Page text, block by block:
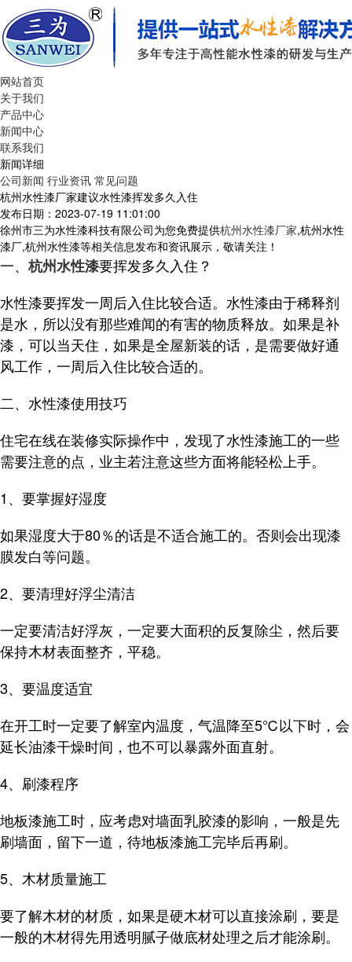
网站首页
关于我们
产品中心
新闻中心
联系我们
新闻详细
公司新闻 行业资讯 常见问题
杭州水性漆厂家建议水性漆挥发多久入住
发布日期：2023-07-19 11:01:00
徐州市三为水性漆科技有限公司为您免费提供杭州水性漆厂家,杭州水性
漆厂,杭州水性漆等相关信息发布和资讯展示，敬请关注！
一、 杭州水性漆要挥发多久入住？
水性漆要挥发一周后入住比较合适。水性漆由于稀释剂
是水，所以没有那些难闻的有害的物质释放。如果是补
漆，可以当天住，如果是全屋新装的话，是需要做好通
风工作，一周后入住比较合适的。
二、水性漆使用技巧
住宅在线在装修实际操作中，发现了水性漆施工的一些
需要注意的点，业主若注意这些方面将能轻松上手。
1、要掌握好湿度
如果湿度大于80％的话是不适合施工的。否则会出现漆
膜发白等问题。
2、要清理好浮尘清洁
一定要清洁好浮灰，一定要大面积的反复除尘，然后要
保持木材表面整齐，平稳。
3、要温度适宜
在开工时一定要了解室内温度，气温降至5℃以下时，会
延长油漆干燥时间，也不可以暴露外面直射。
4、刷漆程序
地板漆施工时，应考虑对墙面乳胶漆的影响，一般是先
刷墙面，留下一道，待地板漆施工完毕后再刷。
5、木材质量施工
要了解木材的材质，如果是硬木材可以直接涂刷，要是
一般的木材得先用透明腻子做底材处理之后才能涂刷。